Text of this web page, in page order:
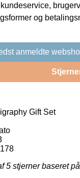
og
anmeldte
Gift Set
5 stjerner baseret på